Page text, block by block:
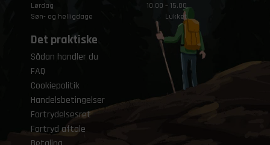
Lørdag
10.00 – 15.00
Søn- og helligdage
Lukket
Det praktiske
Sådan handler du
FAQ
Cookiepolitik
Handelsbetingelser
Fortrydelsesret
Fortryd aftale